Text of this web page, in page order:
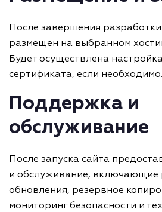
После завершения разработки
размещен на выбранном
Будет осуществлена
сертификата, если необходимо.
Поддержка и
обслуживание
После запуска сайта
и обслуживание, включающие
обновления, резервное
мониторинг безопасности и